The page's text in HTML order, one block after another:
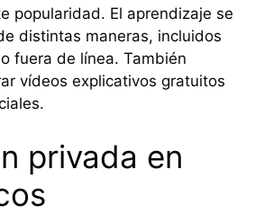
popularidad. El aprendizaje se
distintas maneras, incluidos
fuera de línea. También
vídeos explicativos gratuitos
privada en